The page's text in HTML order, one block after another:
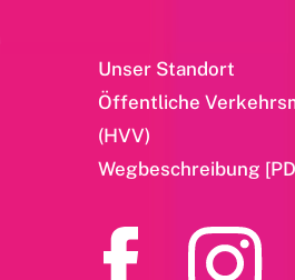
Unser Standort
Öffentliche
(HVV)
Wegbeschreibung